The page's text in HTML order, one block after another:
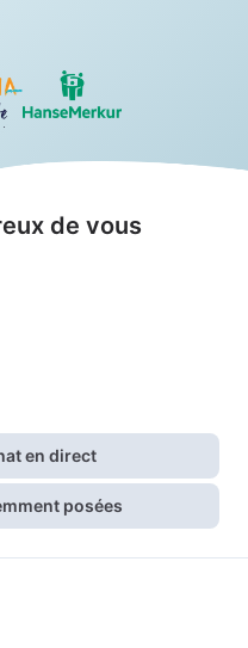
de vous
en direct
posées